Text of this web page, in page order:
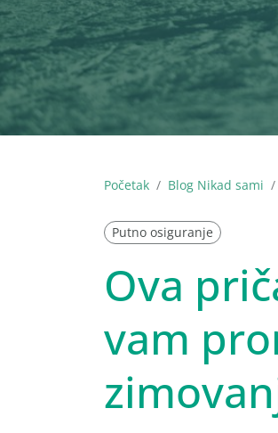
Početak Blog Nikad sami
Putno osiguranje
Ova
vam